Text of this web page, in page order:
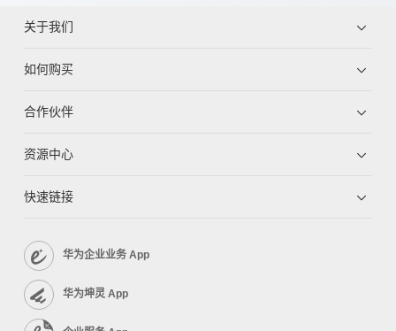
关于我们
如何购买
合作伙伴
资源中心
快速链接
华为企业业务 App
华为坤灵 App